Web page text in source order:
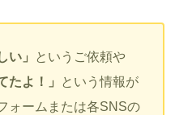
い」
というご依頼や
たよ！」
という情報が
ォームまたは各SNSの